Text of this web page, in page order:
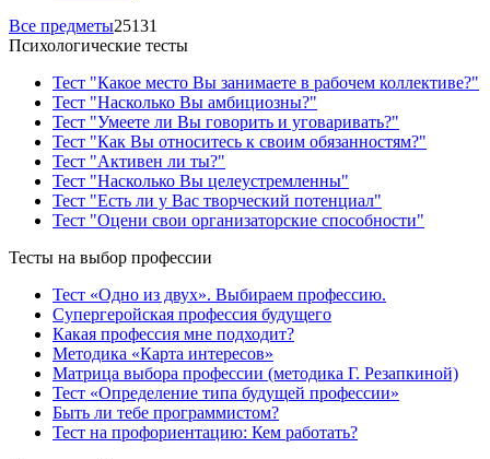
Все предметы25131
Психологические тесты
Тест "Какое место Вы занимаете в рабочем коллективе?"
Тест "Насколько Вы амбициозны?"
Тест "Умеете ли Вы говорить и уговаривать?"
Тест "Как Вы относитесь к своим обязанностям?"
Тест "Активен ли ты?"
Тест "Насколько Вы целеустремленны"
Тест "Есть ли у Вас творческий потенциал"
Тест "Оцени свои организаторские способности"
Тесты на выбор профессии
Тест «Одно из двух». Выбираем профессию.
Супергеройская профессия будущего
Какая профессия мне подходит?
Методика «Карта интересов»
Матрица выбора профессии (методика Г. Резапкиной)
Тест «Определение типа будущей профессии»
Быть ли тебе программистом?
Тест на профориентацию: Кем работать?